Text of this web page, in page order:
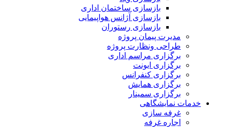
بازسازی ساختمان اداری
بازسازی آژانس هواپیمایی
بازسازی رستوران
مدیرت پیمان پروژه
طراحی ونظارت پروژه
برگزاری مراسم اداری
برگزاری ایونت
برگزاری کنفرانس
برگزاری همایش
برگزاری سمینار
خدمات نمایشگاهی
غرفه سازی
اجاره غرفه